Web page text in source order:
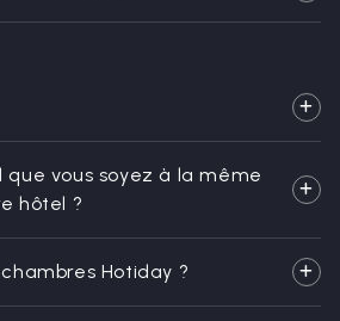
vous soyez à la même
hôtel ?
Hotiday ?